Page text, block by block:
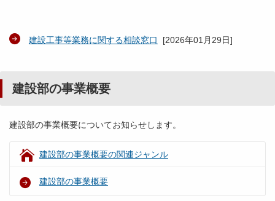
建設工事等業務に関する相談窓口 [2026年01月29日]
建設部の事業概要
建設部の事業概要についてお知らせします。
建設部の事業概要の関連ジャンル
建設部の事業概要